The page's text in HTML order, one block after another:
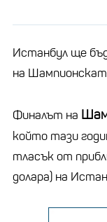
Истанбул ще
на
Финалът на
който тази
тласък от
долара) на